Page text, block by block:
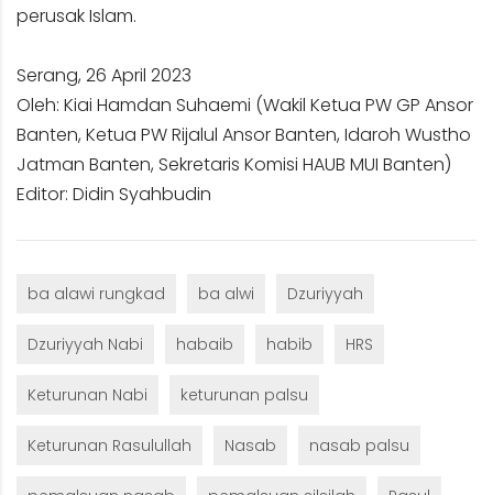
perusak Islam.
Serang, 26 April 2023
Oleh: Kiai Hamdan Suhaemi (Wakil Ketua PW GP Ansor
Banten, Ketua PW Rijalul Ansor Banten, Idaroh Wustho
Jatman Banten, Sekretaris Komisi HAUB MUI Banten)
Editor: Didin Syahbudin
ba alawi rungkad ba alwi Dzuriyyah
Dzuriyyah Nabi habaib habib HRS
Keturunan Nabi keturunan palsu
Keturunan Rasulullah Nasab nasab palsu